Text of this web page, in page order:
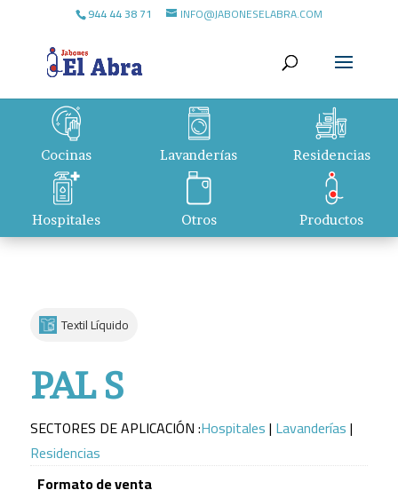
944 44 38 71 INFO@JABONESELABRA.COM
Cocinas
Hospitales
Lavanderías
Otros
Residencias
Productos
Textil Líquido
PAL S
SECTORES DE APLICACIÓN :Hospitales| Lavanderías|
Residencias
Formato de venta